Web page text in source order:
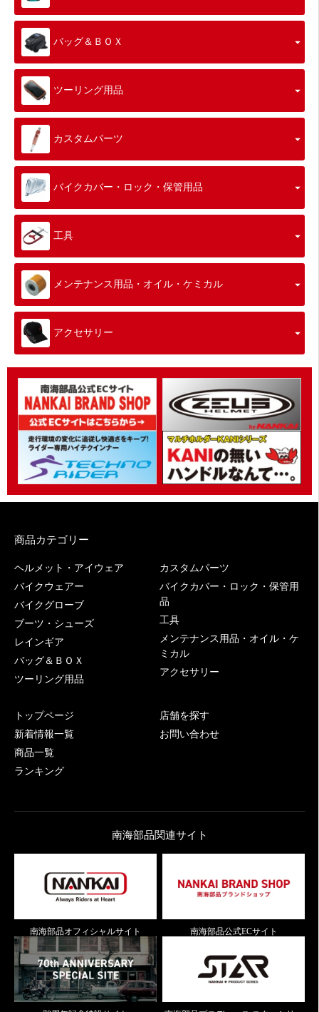
バッグ＆ＢＯＸ
ツーリング用品
カスタムパーツ
バイクカバー・ロック・保管用品
工具
メンテナンス用品・オイル・ケミカル
アクセサリー
商品カテゴリー
ヘルメット・アイウェア
バイクウェアー
バイクグローブ
ブーツ・シューズ
レインギア
バッグ＆ＢＯＸ
ツーリング用品
カスタムパーツ
バイクカバー・ロック・保管用
品
工具
メンテナンス用品・オイル・ケ
ミカル
アクセサリー
トップページ
新着情報一覧
商品一覧
ランキング
店舗を探す
お問い合わせ
南海部品関連サイト
南海部品オフィシャルサイト 南海部品公式ECサイト